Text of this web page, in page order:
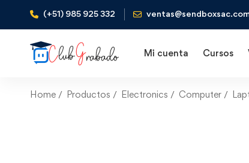
(+51) 985 925 332
Mi cuenta Cursos
Home Productos Electronics Computer